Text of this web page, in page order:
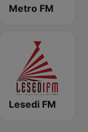
Metro FM
Lesedi FM